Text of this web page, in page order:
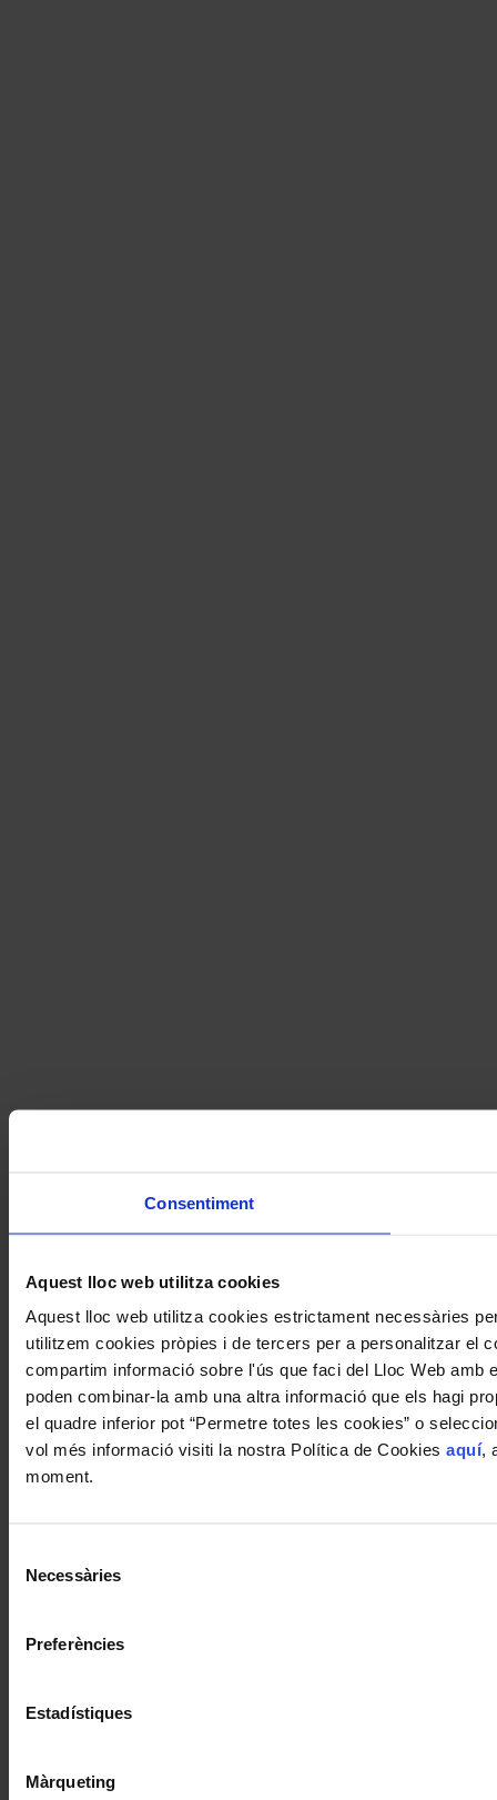
Consentiment
Aquest lloc web utilitza cookies
Aquest lloc web utilitza cookies estrictament necessàries
utilitzem cookies pròpies i de tercers per a personalitzar el
compartim informació sobre l'ús que faci del Lloc Web
poden combinar-la amb una altra informació que els hagi
el quadre inferior pot “Permetre totes les cookies” o
vol més informació visiti la nostra Política de Cookies aquí,
moment.
Necessàries
Preferències
Estadístiques
Màrqueting